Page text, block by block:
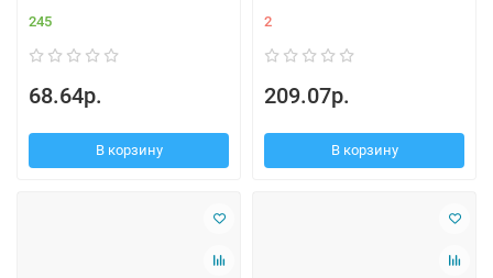
245
68.64р.
В корзину
2
209.07р.
В корзину